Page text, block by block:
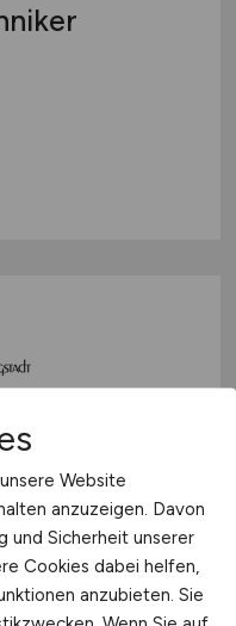
für
(m/w/d)
Website
anzuzeigen. Davon
und Sicherheit unserer
Cookies dabei helfen,
anzubieten. Sie